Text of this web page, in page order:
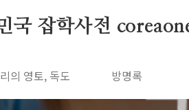
국 잡학사전
의 영토, 독도 방명록